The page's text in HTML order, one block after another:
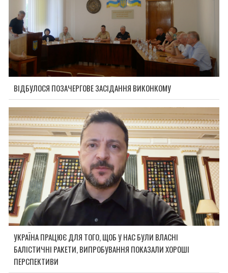
ВІДБУЛОСЯ ПОЗАЧЕРГОВЕ ЗАСІДАННЯ ВИКОНКОМУ
УКРАЇНА ПРАЦЮЄ ДЛЯ ТОГО, ЩОБ У НАС БУЛИ ВЛАСНІ
БАЛІСТИЧНІ РАКЕТИ, ВИПРОБУВАННЯ ПОКАЗАЛИ ХОРОШІ
ПЕРСПЕКТИВИ